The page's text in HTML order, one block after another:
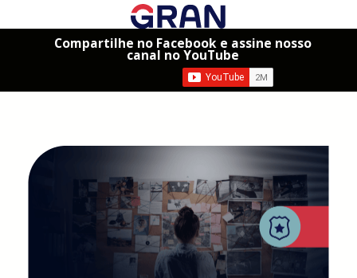
Compartilhe no Facebook e assine nosso
canal no YouTube